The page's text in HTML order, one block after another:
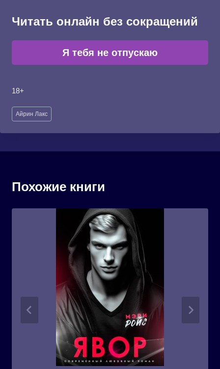
Читать онлайн без сокращений
Я тебя не отпускаю
18+
Метки
записи:
Айрин Лакс
Похожие книги